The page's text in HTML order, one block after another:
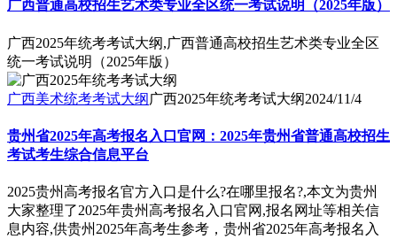
广西普通高校招生艺术类专业全区统一考试说明（2025年版）
广西2025年统考考试大纲,广西普通高校招生艺术类专业全区
统一考试说明（2025年版）
广西美术统考考试大纲 广西2025年统考考试大纲2024/11/4
贵州省2025年高考报名入口官网：2025年贵州省普通高校招生
考试考生综合信息平台
2025贵州高考报名官方入口是什么?在哪里报名?,本文为贵州
大家整理了2025年贵州高考报名入口官网,报名网址等相关信
息内容,供贵州2025年高考生参考，贵州省2025年高考报名入